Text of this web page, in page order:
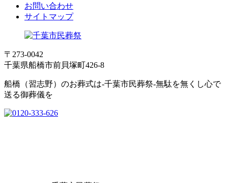
お問い合わせ
サイトマップ
〒273-0042
千葉県船橋市前貝塚町426-8
船橋（習志野）のお葬式は-千葉市民葬祭-無駄を無くし心で
送る御葬儀を